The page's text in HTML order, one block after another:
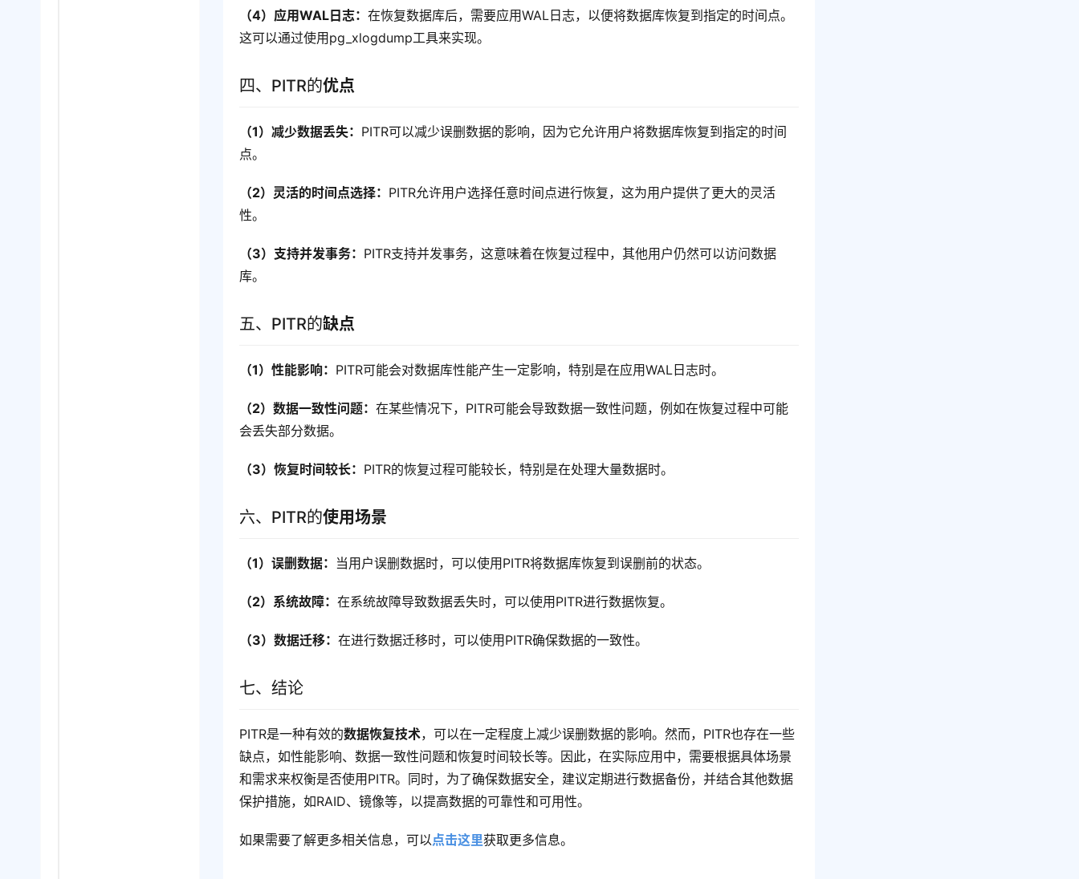
（4）应用WAL日志：在恢复数据库后，需要应用WAL日志，以便将数据库恢复到指定的时间点。
这可以通过使用pg_xlogdump工具来实现。
四、PITR的优点
（1）减少数据丢失： PITR可以减少误删数据的影响，因为它允许用户将数据库恢复到指定的时间
点。
（2）灵活的时间点选择： PITR允许用户选择任意时间点进行恢复，这为用户提供了更大的灵活
性。
（3）支持并发事务： PITR支持并发事务，这意味着在恢复过程中，其他用户仍然可以访问数据
库。
五、PITR的缺点
（1）性能影响： PITR可能会对数据库性能产生一定影响，特别是在应用WAL日志时。
（2）数据一致性问题：在某些情况下，PITR可能会导致数据一致性问题，例如在恢复过程中可能
会丢失部分数据。
（3）恢复时间较长： PITR的恢复过程可能较长，特别是在处理大量数据时。
六、PITR的使用场景
（1）误删数据： 当用户误删数据时，可以使用PITR将数据库恢复到误删前的状态。
（2）系统故障：在系统故障导致数据丢失时，可以使用PITR进行数据恢复。
（3）数据迁移：在进行数据迁移时，可以使用PITR确保数据的一致性。
七、结论
PITR是一种有效的数据恢复技术，可以在一定程度上减少误删数据的影响。然而，PITR也存在一些
缺点，如性能影响、数据一致性问题和恢复时间较长等。因此，在实际应用中，需要根据具体场景
和需求来权衡是否使用PITR。同时，为了确保数据安全，建议定期进行数据备份，并结合其他数据
保护措施，如RAID、镜像等，以提高数据的可靠性和可用性。
如果需要了解更多相关信息，可以点击这里获取更多信息。